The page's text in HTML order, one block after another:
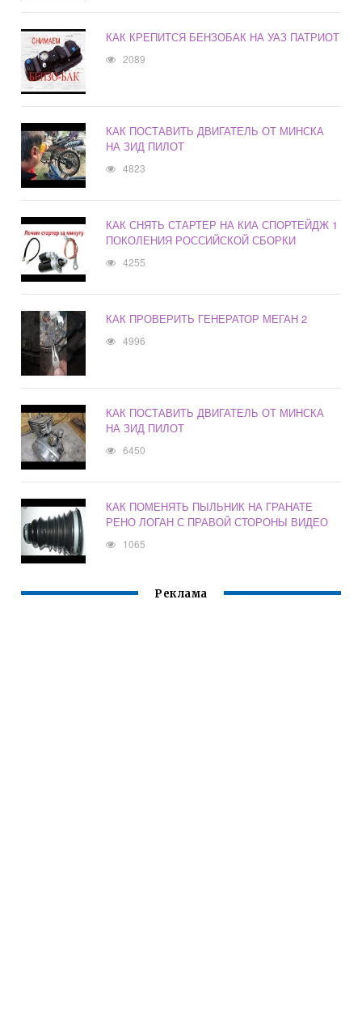
КАК КРЕПИТСЯ БЕНЗОБАК НА УАЗ ПАТРИОТ
2089
КАК ПОСТАВИТЬ ДВИГАТЕЛЬ ОТ МИНСКА
НА ЗИД ПИЛОТ
4823
КАК СНЯТЬ СТАРТЕР НА КИА СПОРТЕЙДЖ 1
ПОКОЛЕНИЯ РОССИЙСКОЙ СБОРКИ
4255
КАК ПРОВЕРИТЬ ГЕНЕРАТОР МЕГАН 2
4996
КАК ПОСТАВИТЬ ДВИГАТЕЛЬ ОТ МИНСКА
НА ЗИД ПИЛОТ
6450
КАК ПОМЕНЯТЬ ПЫЛЬНИК НА ГРАНАТЕ
РЕНО ЛОГАН С ПРАВОЙ СТОРОНЫ ВИДЕО
1065
Реклама